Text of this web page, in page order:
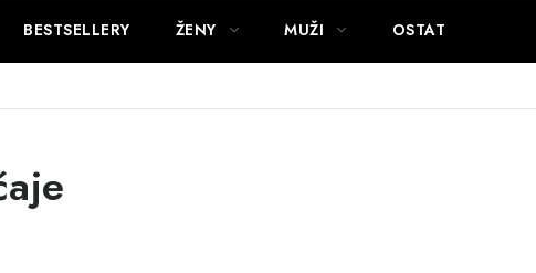
BESTSELLERY ŽENY MUŽI OSTATNÍ